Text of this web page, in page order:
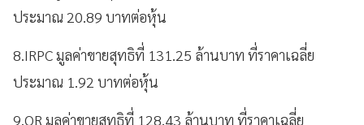
ประมาณ 20.89 บาทต่อหุ้น
8.IRPC มูลค่าขายสุทธิที่ 131.25 ล้านบาท ที่ราคาเฉลี่ย
ประมาณ 1.92 บาทต่อหุ้น
9.OR มูลค่าขายสุทธิที่ 128.43 ล้านบาท ที่ราคาเฉลี่ย